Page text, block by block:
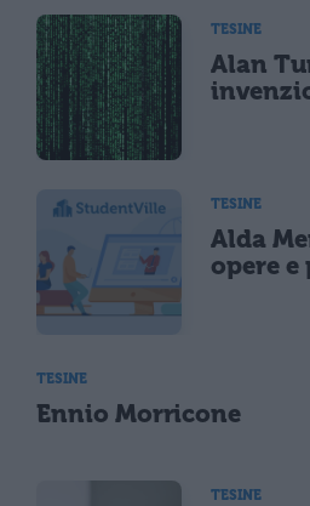
TESINE
Alan
TESINE
Alda
opere e
TESINE
Ennio Morricone
TESINE